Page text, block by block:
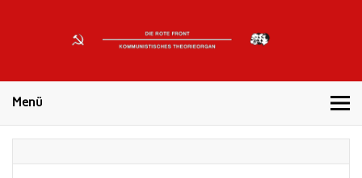
FRONT
Menü